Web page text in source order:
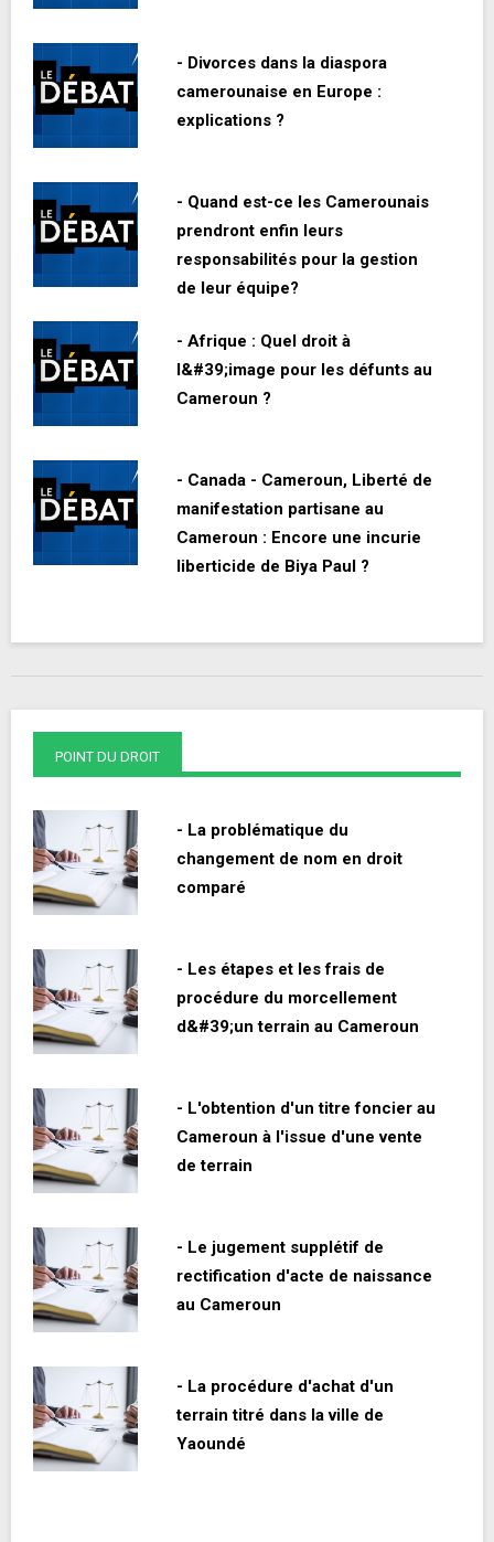
- Divorces dans la diaspora
camerounaise en Europe :
explications ?
- Quand est-ce les Camerounais
prendront enfin leurs
responsabilités pour la gestion
de leur équipe?
- Afrique : Quel droit à
l&#39;image pour les défunts au
Cameroun ?
- Canada - Cameroun, Liberté de
manifestation partisane au
Cameroun : Encore une incurie
liberticide de Biya Paul ?
POINT DU DROIT
- La problématique du
changement de nom en droit
comparé
- Les étapes et les frais de
procédure du morcellement
d&#39;un terrain au Cameroun
- L'obtention d'un titre foncier au
Cameroun à l'issue d'une vente
de terrain
- Le jugement supplétif de
rectification d'acte de naissance
au Cameroun
- La procédure d'achat d'un
terrain titré dans la ville de
Yaoundé